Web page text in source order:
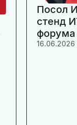
Посол
стенд
16.06.2026